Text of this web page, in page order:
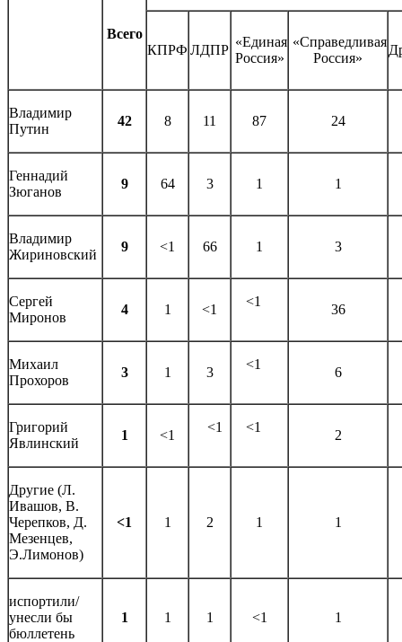
Всего
КПРФ ЛДПР
«Единая
Россия»
«Справедливая
Россия»
Владимир
Путин
42 8 11 87 24
Геннадий
Зюганов
9 64 3 1 1
Владимир
Жириновский
9 <1 66 1 3
Сергей
Миронов
4 1 <1
<1
36
Михаил
Прохоров
3 1 3
<1
6
Григорий
Явлинский
1 <1
<1 <1
2
Другие (Л.
Ивашов, В.
Черепков, Д.
Мезенцев,
Э.Лимонов)
<1 1 2 1 1
испортили/
унесли бы
бюллетень
1 1 1 <1 1